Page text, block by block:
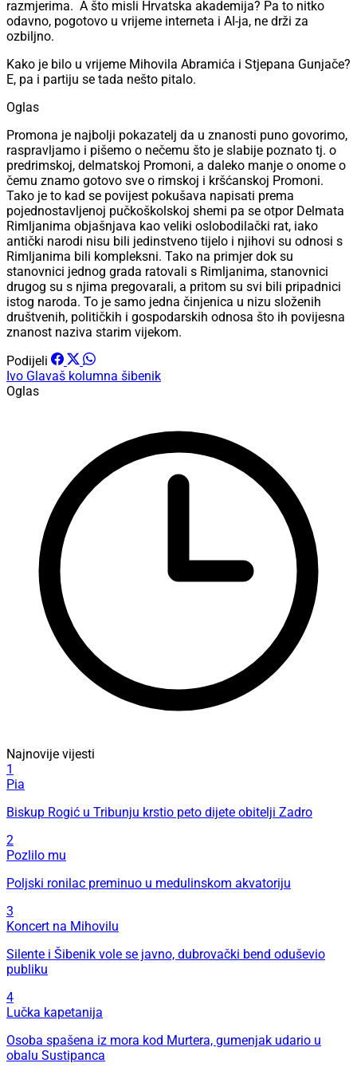
razmjerima. A što misli Hrvatska akademija? Pa to nitko
odavno, pogotovo u vrijeme interneta i AI-ja, ne drži za
ozbiljno.
Kako je bilo u vrijeme Mihovila Abramića i Stjepana Gunjače?
E, pa i partiju se tada nešto pitalo.
Oglas
Promona je najbolji pokazatelj da u znanosti puno govorimo,
raspravljamo i pišemo o nečemu što je slabije poznato tj. o
predrimskoj, delmatskoj Promoni, a daleko manje o onome o
čemu znamo gotovo sve o rimskoj i kršćanskoj Promoni.
Tako je to kad se povijest pokušava napisati prema
pojednostavljenoj pučkoškolskoj shemi pa se otpor Delmata
Rimljanima objašnjava kao veliki oslobodilački rat, iako
antički narodi nisu bili jedinstveno tijelo i njihovi su odnosi s
Rimljanima bili kompleksni. Tako na primjer dok su
stanovnici jednog grada ratovali s Rimljanima, stanovnici
drugog su s njima pregovarali, a pritom su svi bili pripadnici
istog naroda. To je samo jedna činjenica u nizu složenih
društvenih, političkih i gospodarskih odnosa što ih povijesna
znanost naziva starim vijekom.
Podijeli
Ivo Glavaš kolumna šibenik
Oglas
Najnovije vijesti
1
Pia
Biskup Rogić u Tribunju krstio peto dijete obitelji Zadro
2
Pozlilo mu
Poljski ronilac preminuo u medulinskom akvatoriju
3
Koncert na Mihovilu
Silente i Šibenik vole se javno, dubrovački bend oduševio
publiku
4
Lučka kapetanija
Osoba spašena iz mora kod Murtera, gumenjak udario u
obalu Sustipanca